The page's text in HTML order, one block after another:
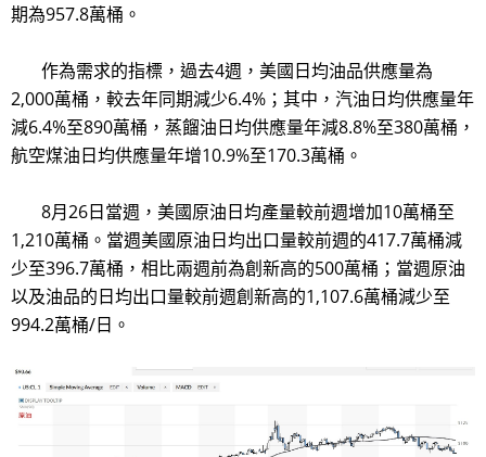
期為957.8萬桶。
作為需求的指標，過去4週，美國日均油品供應量為
2,000萬桶，較去年同期減少6.4%；其中，汽油日均供應量年
減6.4%至890萬桶，蒸餾油日均供應量年減8.8%至380萬桶，
航空煤油日均供應量年增10.9%至170.3萬桶。
8月26日當週，美國原油日均產量較前週增加10萬桶至
1,210萬桶。當週美國原油日均出口量較前週的417.7萬桶減
少至396.7萬桶，相比兩週前為創新高的500萬桶；當週原油
以及油品的日均出口量較前週創新高的1,107.6萬桶減少至
994.2萬桶/日。